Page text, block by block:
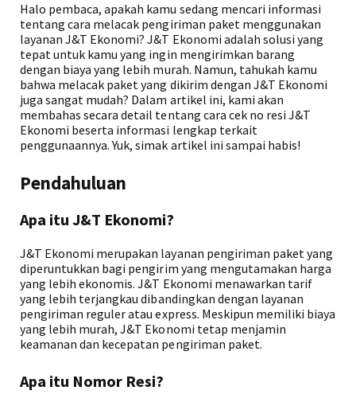
Halo pembaca, apakah kamu sedang mencari informasi
tentang cara melacak pengiriman paket menggunakan
layanan J&T Ekonomi? J&T Ekonomi adalah solusi yang
tepat untuk kamu yang ingin mengirimkan barang
dengan biaya yang lebih murah. Namun, tahukah kamu
bahwa melacak paket yang dikirim dengan J&T Ekonomi
juga sangat mudah? Dalam artikel ini, kami akan
membahas secara detail tentang cara cek no resi J&T
Ekonomi beserta informasi lengkap terkait
penggunaannya. Yuk, simak artikel ini sampai habis!
Pendahuluan
Apa itu J&T Ekonomi?
J&T Ekonomi merupakan layanan pengiriman paket yang
diperuntukkan bagi pengirim yang mengutamakan harga
yang lebih ekonomis. J&T Ekonomi menawarkan tarif
yang lebih terjangkau dibandingkan dengan layanan
pengiriman reguler atau express. Meskipun memiliki biaya
yang lebih murah, J&T Ekonomi tetap menjamin
keamanan dan kecepatan pengiriman paket.
Apa itu Nomor Resi?